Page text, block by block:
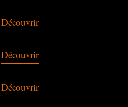
Découvrir
Découvrir
Découvrir